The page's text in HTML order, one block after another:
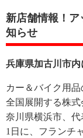
新店舗情報！
知らせ
兵庫県加古川市内
カー＆バイク用
全国展開する株
奈川県横浜市、代
1日に、フランチ